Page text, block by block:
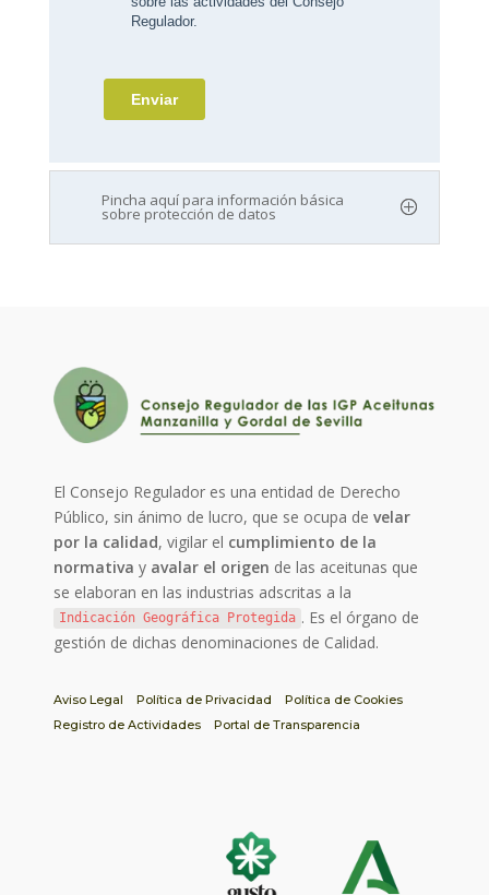
Pincha aquí para información básica
sobre protección de datos
El Consejo Regulador es una entidad de Derecho
Público, sin ánimo de lucro, que se ocupa develar
por la calidad, vigilar el cumplimiento de la
normativa y avalar el origen de las aceitunas que
se elaboran en las industrias adscritas a la
Indicación Geográfica Protegida . Es el órgano de
gestión de dichas denominaciones de Calidad.
Aviso Legal Política de Privacidad
Política de Cookies
Registro de Actividades
Portal de Transparencia